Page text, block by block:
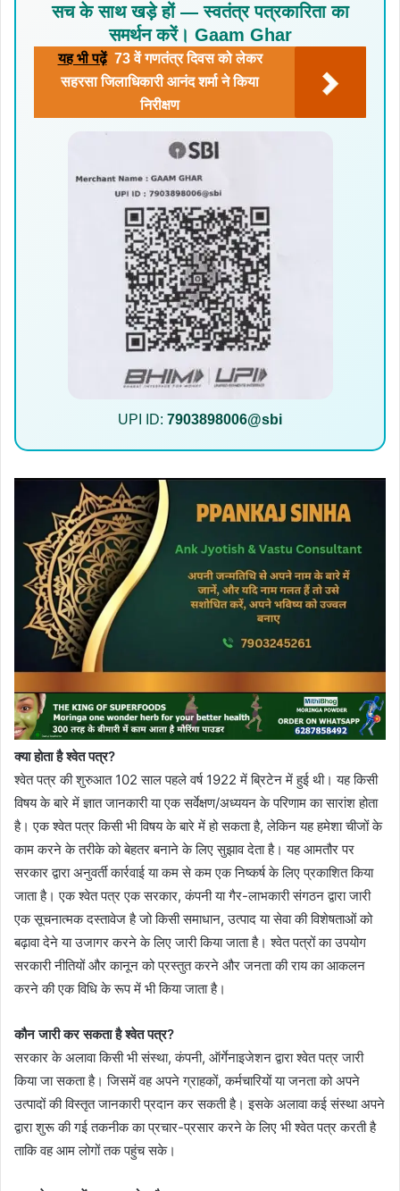
सच के साथ खड़े हों — स्वतंत्र पत्रकारिता का
समर्थन करें। Gaam Ghar
यह भी पढ़ें 73 वें गणतंत्र दिवस को लेकर
सहरसा जिलाधिकारी आनंद शर्मा ने किया
निरीक्षण
UPI ID: 7903898006@sbi
क्या होता है श्वेत पत्र?
श्वेत पत्र की शुरुआत 102 साल पहले वर्ष 1922 में ब्रिटेन में हुई थी। यह किसी
विषय के बारे में ज्ञात जानकारी या एक सर्वेक्षण/अध्ययन के परिणाम का सारांश होता
है। एक श्वेत पत्र किसी भी विषय के बारे में हो सकता है, लेकिन यह हमेशा चीजों के
काम करने के तरीके को बेहतर बनाने के लिए सुझाव देता है। यह आमतौर पर
सरकार द्वारा अनुवर्ती कार्रवाई या कम से कम एक निष्कर्ष के लिए प्रकाशित किया
जाता है। एक श्वेत पत्र एक सरकार, कंपनी या गैर-लाभकारी संगठन द्वारा जारी
एक सूचनात्मक दस्तावेज है जो किसी समाधान, उत्पाद या सेवा की विशेषताओं को
बढ़ावा देने या उजागर करने के लिए जारी किया जाता है। श्वेत पत्रों का उपयोग
सरकारी नीतियों और कानून को प्रस्तुत करने और जनता की राय का आकलन
करने की एक विधि के रूप में भी किया जाता है।
कौन जारी कर सकता है श्वेत पत्र?
सरकार के अलावा किसी भी संस्था, कंपनी, ऑर्गेनाइजेशन द्वारा श्वेत पत्र जारी
किया जा सकता है। जिसमें वह अपने ग्राहकों, कर्मचारियों या जनता को अपने
उत्पादों की विस्तृत जानकारी प्रदान कर सकती है। इसके अलावा कई संस्था अपने
द्वारा शुरू की गई तकनीक का प्रचार-प्रसार करने के लिए भी श्वेत पत्र करती है
ताकि वह आम लोगों तक पहुंच सके।